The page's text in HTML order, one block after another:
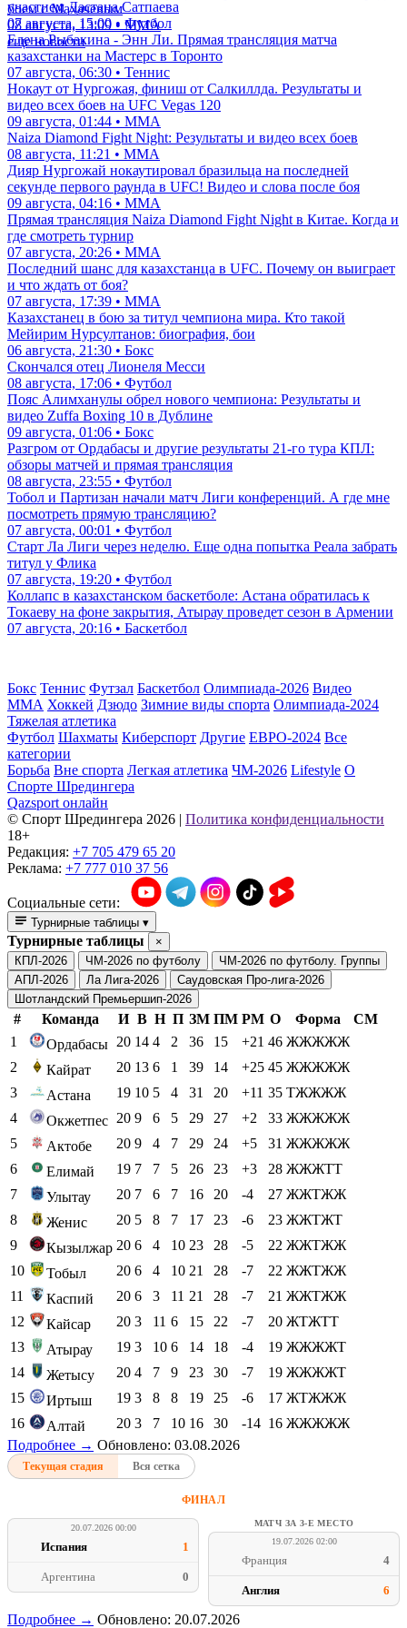
боем с Махачевым
08 августа, 13:09 • ММА
еще новости
участием Дастана Сатпаева
07 августа, 15:00 • Футбол
Елена Рыбакина - Энн Ли. Прямая трансляция матча
казахстанки на Мастерс в Торонто
07 августа, 06:30 • Теннис
Нокаут от Нургожая, финиш от Салкиллда. Результаты и
видео всех боев на UFC Vegas 120
09 августа, 01:44 • ММА
Naiza Diamond Fight Night: Результаты и видео всех боев
08 августа, 11:21 • ММА
Дияр Нургожай нокаутировал бразильца на последней
секунде первого раунда в UFC! Видео и слова после боя
09 августа, 04:16 • ММА
Прямая трансляция Naiza Diamond Fight Night в Китае. Когда и
где смотреть турнир
07 августа, 20:26 • ММА
Последний шанс для казахстанца в UFC. Почему он выиграет
и что ждать от боя?
07 августа, 17:39 • ММА
Казахстанец в бою за титул чемпиона мира. Кто такой
Мейирим Нурсултанов: биография, бои
06 августа, 21:30 • Бокс
Скончался отец Лионеля Месси
08 августа, 17:06 • Футбол
Пояс Алимханулы обрел нового чемпиона: Результаты и
видео Zuffa Boxing 10 в Дублине
09 августа, 01:06 • Бокс
Разгром от Ордабасы и другие результаты 21-го тура КПЛ:
обзоры матчей и прямая трансляция
08 августа, 23:55 • Футбол
Тобол и Партизан начали матч Лиги конференций. А где мне
посмотреть прямую трансляцию?
07 августа, 00:01 • Футбол
Старт Ла Лиги через неделю. Еще одна попытка Реала забрать
титул у Флика
07 августа, 19:20 • Футбол
Коллапс в казахстанском баскетболе: Астана обратилась к
Токаеву на фоне закрытия, Атырау проведет сезон в Армении
07 августа, 20:16 • Баскетбол
Бокс Теннис Футзал Баскетбол Олимпиада-2026 Видео
ММА Хоккей Дзюдо Зимние виды спорта Олимпиада-2024
Тяжелая атлетика
Футбол Шахматы Киберспорт Другие ЕВРО-2024 Все
категории
Борьба Вне спорта Легкая атлетика ЧМ-2026 Lifestyle О
Спорте Шредингера
Qazsport онлайн
© Cпорт Шредингера 2026 | Политика конфиденциальности
18+
Редакция: +7 705 479 65 20
Реклама: +7 777 010 37 56
Социальные сети:
Турнирные таблицы ▾
Турнирные таблицы
×
КПЛ-2026
ЧМ-2026 по футболу
ЧМ-2026 по футболу. Группы
АПЛ-2026
Ла Лига-2026
Саудовская Про-лига-2026
Шотландский Премьершип-2026
# Команда И В Н П ЗМ ПМ РМ О Форма
СМ
1
Ордабасы 20 14 4 2 36 15 +21 46 ЖЖЖЖЖ
2
Кайрат 20 13 6 1 39 14 +25 45 ЖЖЖЖЖ
3
Астана 19 10 5 4 31 20 +11 35 ТЖЖЖЖ
4
Окжетпес 20 9 6 5 29 27 +2 33 ЖЖЖЖЖ
5
Актобе 20 9 4 7 29 24 +5 31 ЖЖЖЖЖ
6
Елимай 19 7 7 5 26 23 +3 28 ЖЖЖТТ
7
Улытау 20 7 6 7 16 20 -4 27 ЖЖТЖЖ
8
Женис 20 5 8 7 17 23 -6 23 ЖЖТЖТ
9
Кызылжар 20 6 4 10 23 28 -5 22 ЖЖТЖЖ
10
Тобыл 20 6 4 10 21 28 -7 22 ЖЖТЖЖ
11
Каспий 20 6 3 11 21 28 -7 21 ЖЖТЖЖ
12
Кайсар 20 3 11 6 15 22 -7 20 ЖТЖТТ
13
Атырау 19 3 10 6 14 18 -4 19 ЖЖЖЖТ
14
Жетысу 20 4 7 9 23 30 -7 19 ЖЖЖЖТ
15
Иртыш 19 3 8 8 19 25 -6 17 ЖТЖЖЖ
16
Алтай 20 3 7 10 16 30 -14 16 ЖЖЖЖЖ
Подробнее → Обновлено: 03.08.2026
Текущая стадия Вся сетка
ФИНАЛ
20.07.2026 00:00
Испания 1
Аргентина 0
МАТЧ ЗА 3-Е МЕСТО
19.07.2026 02:00
Франция 4
Англия 6
Подробнее → Обновлено: 20.07.2026